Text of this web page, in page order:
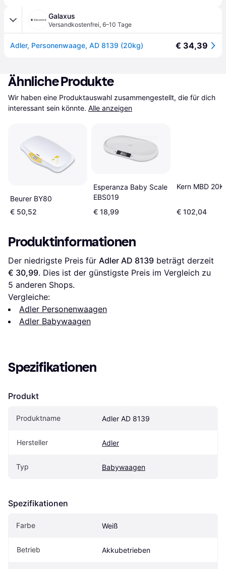
Galaxus
Versandkostenfrei, 6–10 Tage
Adler, Personenwaage, AD 8139 (20kg) € 34,39
Ähnliche Produkte
Wir haben eine Produktauswahl zusammengestellt, die für dich
interessant sein könnte. Alle anzeigen
Beurer BY80
€ 50,52
Esperanza Baby Scale
EBS019
€ 18,99
Kern MBD
€ 102,04
Produktinformationen
Der niedrigste Preis für Adler AD 8139
€ 30,99
5 anderen Shops.
Vergleiche:
Adler Personenwaagen
Adler Babywaagen
Spezifikationen
Produkt
Produktname Adler AD 8139
Hersteller Adler
Typ Babywaagen
Spezifikationen
Farbe Weiß
Betrieb Akkubetrieben